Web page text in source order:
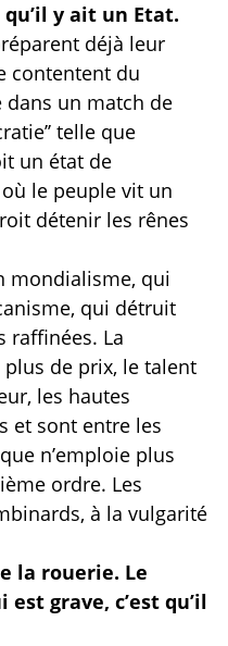
y ait un Etat.
déjà leur
contentent du
un match de
telle que
un état de
le peuple vit un
détenir les rênes
mondialisme, qui
qui détruit
raffinées. La
de prix, le talent
les hautes
et sont entre les
n’emploie plus
ordre. Les
à la vulgarité
la rouerie. Le
grave, c’est qu’il